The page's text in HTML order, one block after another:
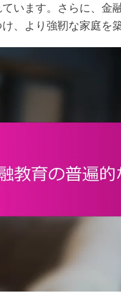
います。さらに、金
、より強靭な家庭を